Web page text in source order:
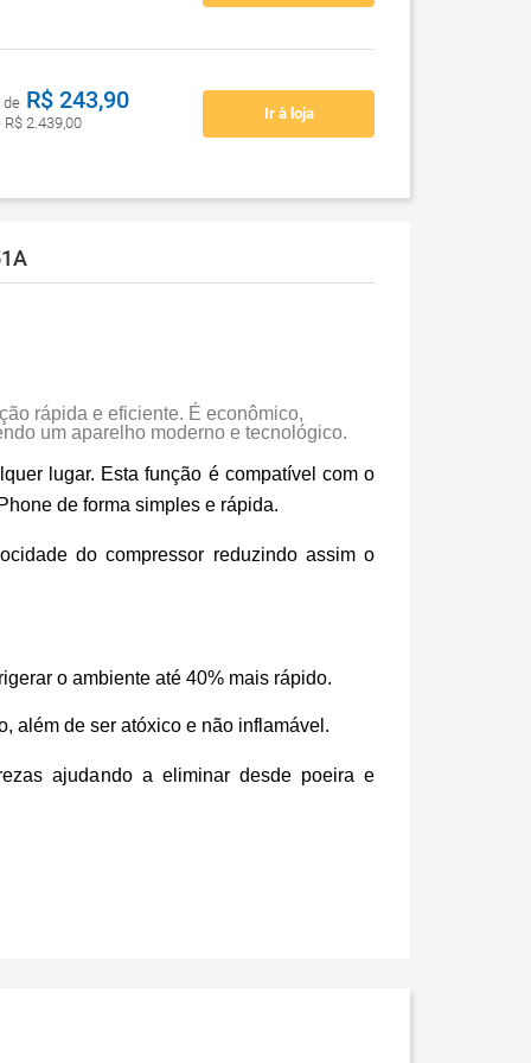
deR$ 243,90
2.439,00
Ir à loja
rápida e eficiente. É econômico,
um aparelho moderno e tecnológico.
lugar. Esta função é compatível com o
de forma simples e rápida.
do compressor reduzindo assim o
o ambiente até 40% mais rápido.
além de ser atóxico e não inflamável.
ajudando a eliminar desde poeira e